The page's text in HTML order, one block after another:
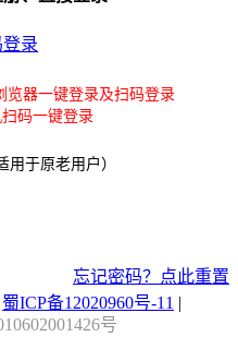
录
览器一键登录及扫码登录
码一键登录
用于原老用户）
忘记密码？点此重置
蜀ICP备12020960号-11 |
号